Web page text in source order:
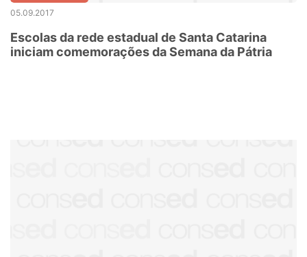
05.09.2017
Escolas da rede estadual de Santa Catarina
iniciam comemorações da Semana da Pátria